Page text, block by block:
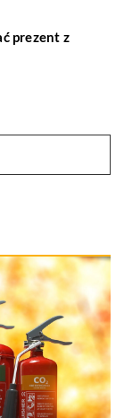
prezent z